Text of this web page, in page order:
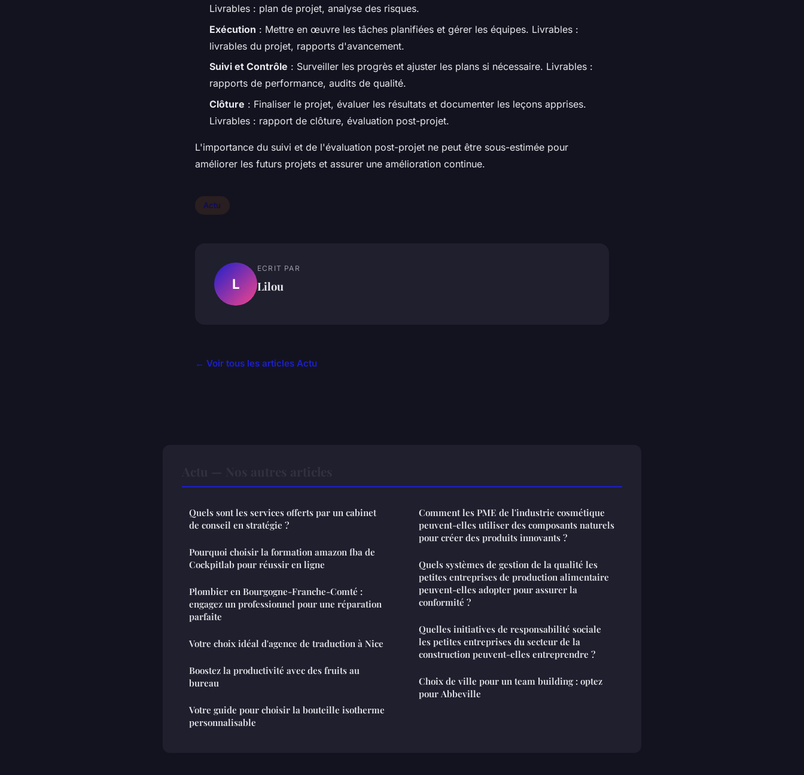
Livrables : plan de projet, analyse des risques.
Exécution : Mettre en œuvre les tâches planifiées et gérer les équipes. Livrables :
livrables du projet, rapports d'avancement.
Suivi et Contrôle : Surveiller les progrès et ajuster les plans si nécessaire. Livrables :
rapports de performance, audits de qualité.
Clôture : Finaliser le projet, évaluer les résultats et documenter les leçons apprises.
Livrables : rapport de clôture, évaluation post-projet.
L'importance du suivi et de l'évaluation post-projet ne peut être sous-estimée pour
améliorer les futurs projets et assurer une amélioration continue.
Actu
L
ECRIT PAR
Lilou
← Voir tous les articles Actu
Quels sont les services offerts par un cabinet
de conseil en stratégie ?
Pourquoi choisir la formation amazon fba de
Cockpitlab pour réussir en ligne
Plombier en Bourgogne-Franche-Comté :
engagez un professionnel pour une réparation
parfaite
Votre choix idéal d'agence de traduction à Nice
Boostez la productivité avec des fruits au
bureau
Votre guide pour choisir la bouteille isotherme
personnalisable
Comment les PME de l'industrie cosmétique
peuvent-elles utiliser des composants naturels
pour créer des produits innovants ?
Quels systèmes de gestion de la qualité les
petites entreprises de production alimentaire
peuvent-elles adopter pour assurer la
conformité ?
Quelles initiatives de responsabilité sociale
les petites entreprises du secteur de la
construction peuvent-elles entreprendre ?
Choix de ville pour un team building : optez
pour Abbeville